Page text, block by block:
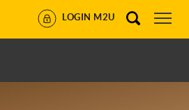
LOGIN M2U